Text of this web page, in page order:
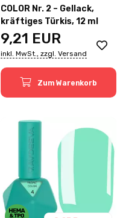
COLOR Nr. 2 – Gellack,
kräftiges Türkis, 12 ml
9,21 EUR
inkl. MwSt., zzgl. Versand
Zum Warenkorb